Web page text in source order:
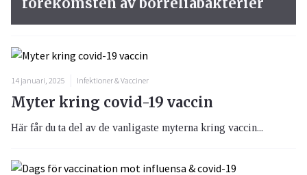
14 januari, 2025 Infektioner & Vacciner
Myter kring covid-19 vaccin
Här får du ta del av de vanligaste myterna kring vaccin...